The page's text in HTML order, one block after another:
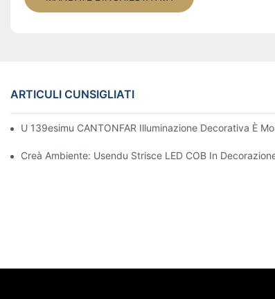
ARTICULI CUNSIGLIATI
U 139esimu CANTONFAR Illuminazione Decorativa È
Creà Ambiente: Usendu Strisce LED COB In